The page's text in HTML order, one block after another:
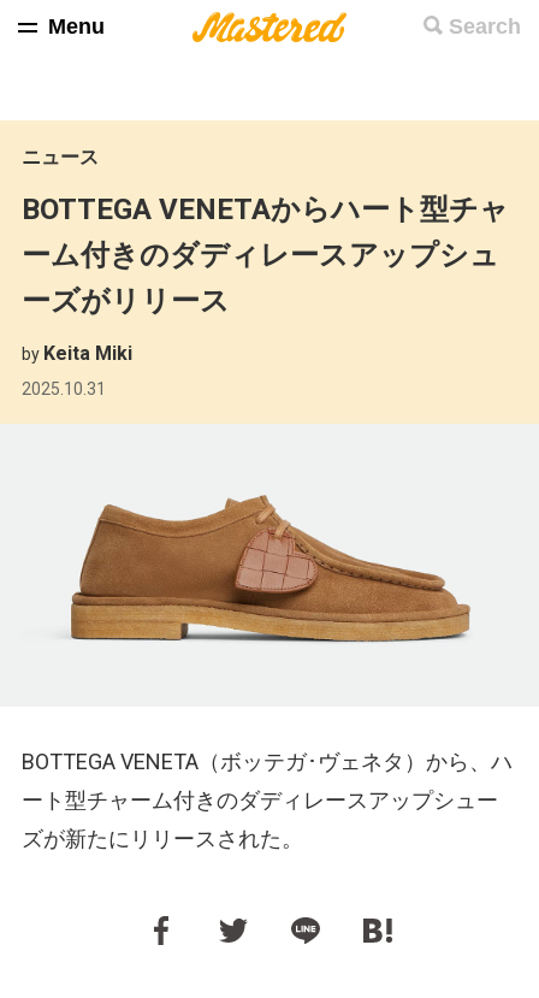
Search
Menu
ニュース
BOTTEGA VENETAからハート型チャ
ーム付きのダディレースアップシュ
ーズがリリース
by Keita Miki
2025.10.31
BOTTEGA VENETA（ボッテガ･ヴェネタ）から、ハ
ート型チャーム付きのダディレースアップシュー
ズが新たにリリースされた。